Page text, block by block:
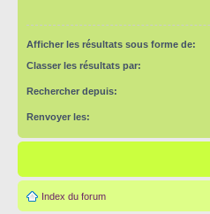
Afficher les résultats sous forme de:
Classer les résultats par:
Rechercher depuis:
Renvoyer les:
Index du forum